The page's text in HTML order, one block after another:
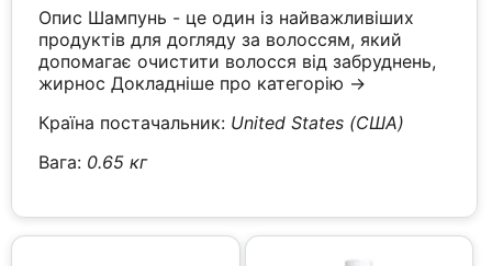
Опис Шампунь - це один із найважливіших
продуктів для догляду за волоссям, який
допомагає очистити волосся від забруднень,
жирносДокладніше про категорію →
Країна постачальник: United States (США)
Вага: 0.65 кг